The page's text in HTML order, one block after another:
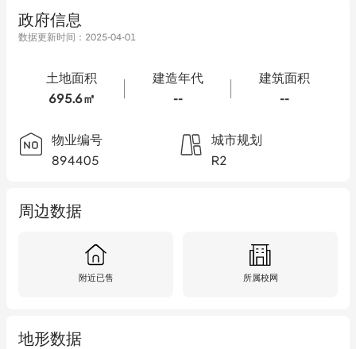
政府信息
数据更新时间： 2025-04-01
土地面积
695.6㎡
建造年代
--
建筑面积
--
物业编号
894405
城市规划
R2
周边数据
附近已售 所属校网
地形数据